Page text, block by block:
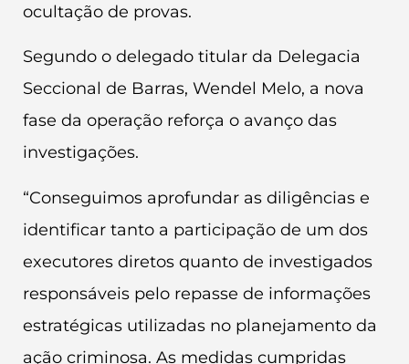
ocultação de provas.
Segundo o delegado titular da Delegacia
Seccional de Barras, Wendel Melo, a nova
fase da operação reforça o avanço das
investigações.
“Conseguimos aprofundar as diligências e
identificar tanto a participação de um dos
executores diretos quanto de investigados
responsáveis pelo repasse de informações
estratégicas utilizadas no planejamento da
ação criminosa. As medidas cumpridas